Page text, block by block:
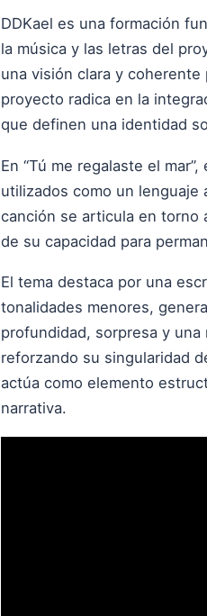
DDKael es una formación
la música y las letras del
una visión clara y
proyecto radica en la
que definen una identidad
En “Tú me regalaste el
utilizados como un
canción se articula en torno
de su capacidad para
El tema destaca por una
tonalidades menores,
profundidad, sorpresa y
reforzando su singularidad
actúa como elemento
narrativa.